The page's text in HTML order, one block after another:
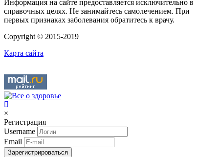
Информация на сайте предоставляется исключительно в
справочных целях. Не занимайтесь самолечением. При
первых признаках заболевания обратитесь к врачу.
Copyright © 2015-2019
Карта сайта
×
Регистрация
Username
Email
Зарегистрироваться